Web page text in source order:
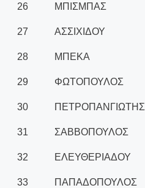
26 ΜΠΙΣΜΠΑΣ
27 ΑΣΣΙΧΙΔΟΥ
28 ΜΠΕΚΑ
29 ΦΩΤΟΠΟΥΛΟΣ
30 ΠΕΤΡΟΠΑΝΓΙΩΤΗΣ
31 ΣΑΒΒΟΠΟΥΛΟΣ
32 ΕΛΕΥΘΕΡΙΑΔΟΥ
33 ΠΑΠΑΔΟΠΟΥΛΟΣ